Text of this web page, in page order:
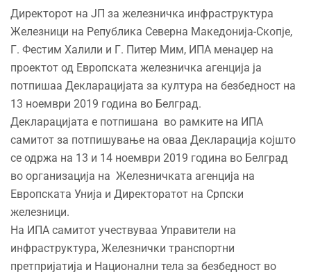
Директорот на ЈП за железничка инфраструктура
Железници на Република Северна Македонија-Скопје,
Г. Фестим Халили и Г. Питер Мим, ИПА менаџер на
проектот од Европската железничка агенција ја
потпишаа Декларацијата за култура на безбедност на
13 ноември 2019 година во Белград.
Декларацијата е потпишана во рамките на ИПА
самитот за потпишување на оваа Декларација којшто
се одржа на 13 и 14 ноември 2019 година во Белград
во организација на Железничката агенција на
Европската Унија и Директоратот на Српски
железници.
На ИПА самитот учествуваа Управители на
инфраструктура, Железнички транспортни
претпријатија и Национални тела за безбедност во